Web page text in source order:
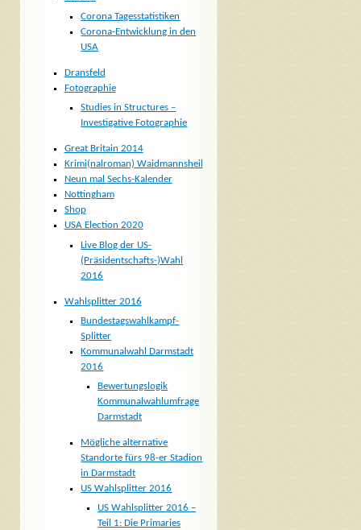
Corona Tagesstatistiken
Corona-Entwicklung in den
USA
Dransfeld
Fotographie
Studies in Structures –
Investigative Fotographie
Great Britain 2014
Krimi(nalroman) Waidmannsheil
Neun mal Sechs-Kalender
Nottingham
Shop
USA Election 2020
Live Blog der US-
(Präsidentschafts-)Wahl
2016
Wahlsplitter 2016
Bundestagswahlkampf-
Splitter
Kommunalwahl Darmstadt
2016
Bewertungslogik
Kommunalwahlumfrage
Darmstadt
Mögliche alternative
Standorte fürs 98-er Stadion
in Darmstadt
US Wahlsplitter 2016
US Wahlsplitter 2016 –
Teil 1: Die Primaries